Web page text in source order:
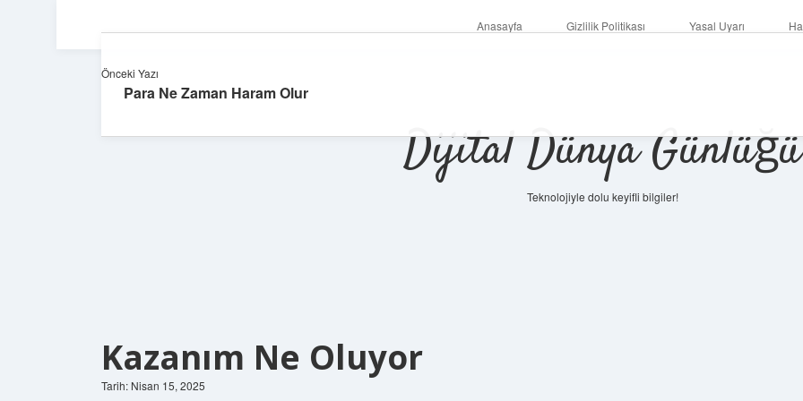
Anasayfa Gizlilik Politikası Yasal Uyarı
Dijital Dünya Günlüğü
Teknolojiyle dolu keyifli bilgiler!
Kazanım Ne Oluyor
Tarih: Nisan 15, 2025
Önceki Yazı
Para Ne Zaman Haram Olur